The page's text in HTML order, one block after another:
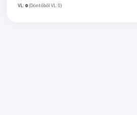
VL: 0 (Döntőből VL: 0)